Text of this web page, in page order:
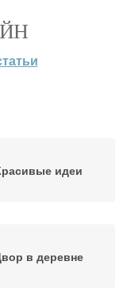
идеи
в деревне